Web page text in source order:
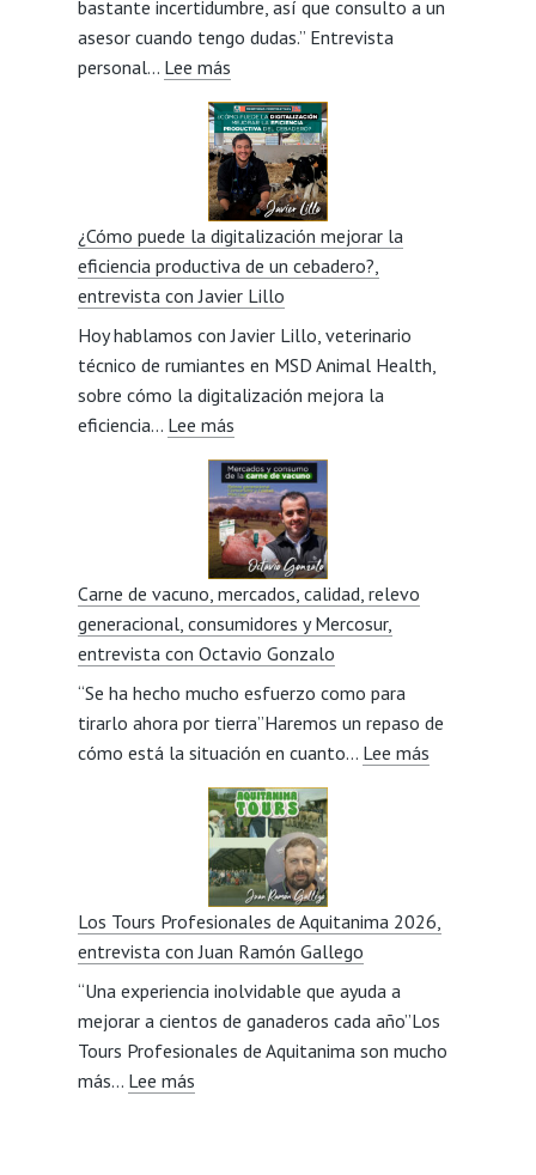
entrevista
con
González
Veneros
bastante incertidumbre, así que consulto a un
asesor cuando tengo dudas.” Entrevista
personal… Lee más:
Los
comienzos
como
ganadera
y
la
visión
social
del
sector,
entrevista
con
Miriam
Beorlegui
¿Cómo puede la digitalización mejorar la
eficiencia productiva de un cebadero?,
entrevista con Javier Lillo
Hoy hablamos con Javier Lillo, veterinario
técnico de rumiantes en MSD Animal Health,
sobre cómo la digitalización mejora la
eficiencia… Lee más:
¿Cómo
puede
la
digitalización
mejorar
la
eficiencia
productiva
de
un
cebadero?,
entrevista
con
Javier
Lillo
Carne de vacuno, mercados, calidad, relevo
generacional, consumidores y Mercosur,
entrevista con Octavio Gonzalo
“Se ha hecho mucho esfuerzo como para
tirarlo ahora por tierra”Haremos un repaso de
cómo está la situación en cuanto… Lee más:
relevo
y
Mercosur,
Los Tours Profesionales de Aquitanima 2026,
entrevista con Juan Ramón Gallego
“Una experiencia inolvidable que ayuda a
mejorar a cientos de ganaderos cada año”Los
Tours Profesionales de Aquitanima son mucho
más… Lee más: